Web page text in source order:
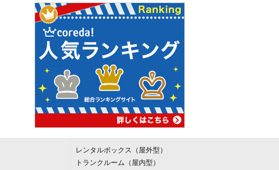
レンタルボックス（屋外型）
トランクルーム（屋内型）